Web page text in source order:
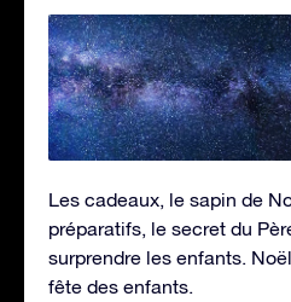
Les cadeaux, le sapin de
préparatifs, le secret du
surprendre les enfants.
fête des enfants.